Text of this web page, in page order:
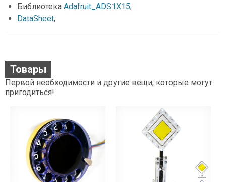
Библиотека Adafruit_ADS1X15;
DataSheet;
Товары
Первой необходимости и другие вещи, которые могут
пригодиться!